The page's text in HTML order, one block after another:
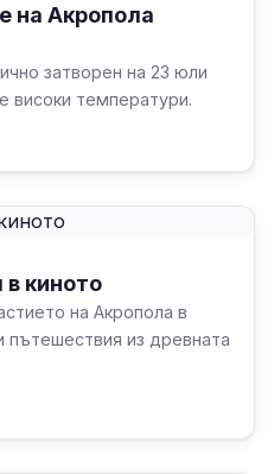
на Акропола
затворен на 23 юли
високи температури.
киното
на Акропола в
пътешествия из древната